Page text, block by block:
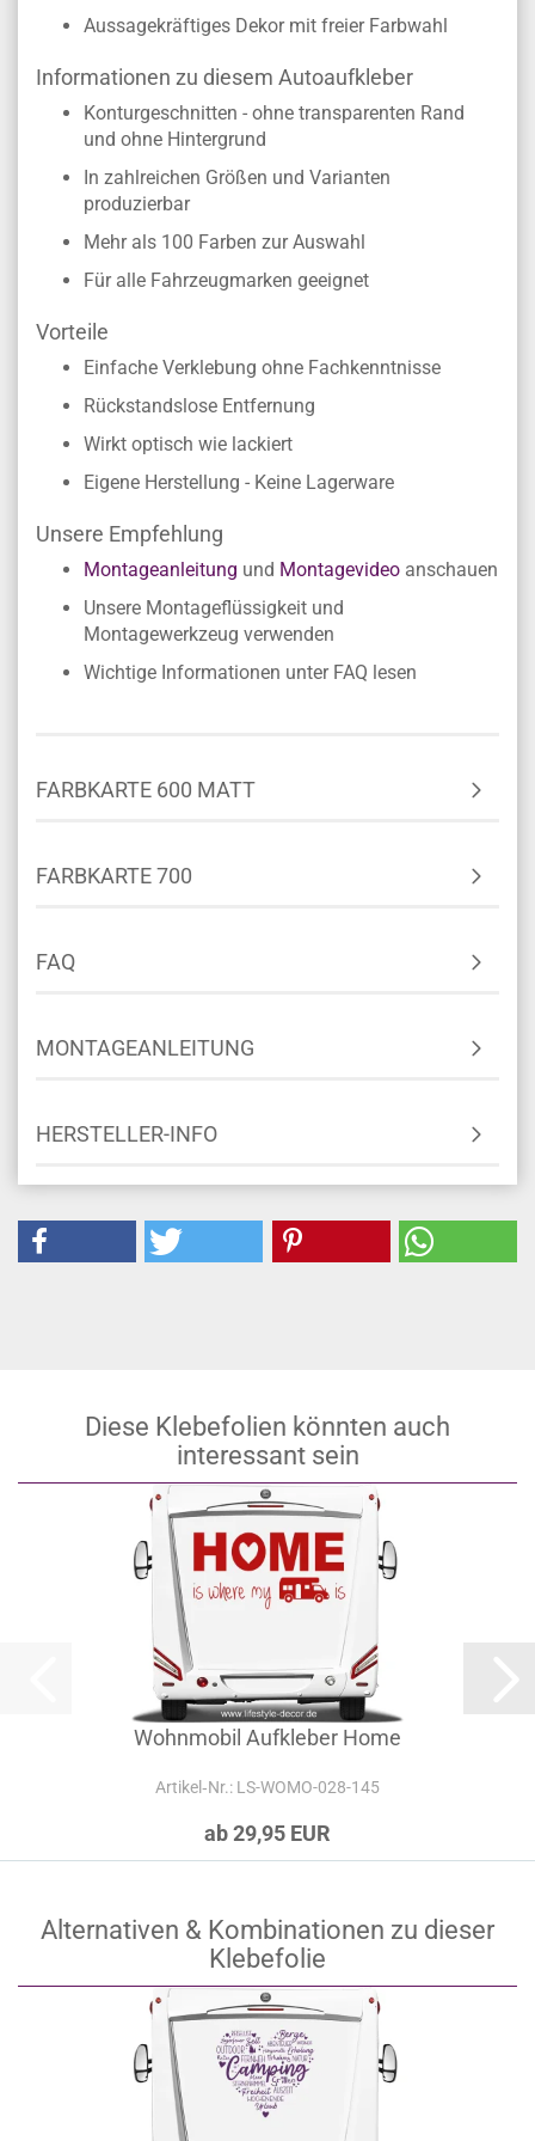
Aussagekräftiges Dekor mit freier Farbwahl
Informationen zu diesem Autoaufkleber
Konturgeschnitten - ohne transparenten Rand
und ohne Hintergrund
In zahlreichen Größen und Varianten
produzierbar
Mehr als 100 Farben zur Auswahl
Für alle Fahrzeugmarken geeignet
Vorteile
Einfache Verklebung ohne Fachkenntnisse
Rückstandslose Entfernung
Wirkt optisch wie lackiert
Eigene Herstellung - Keine Lagerware
Unsere Empfehlung
Montageanleitung und Montagevideo anschauen
Unsere Montageflüssigkeit und
Montagewerkzeug verwenden
Wichtige Informationen unter FAQ lesen
FARBKARTE 600 MATT
FARBKARTE 700
FAQ
MONTAGEANLEITUNG
HERSTELLER-INFO
Diese Klebefolien könnten auch
interessant sein
Wohnmobil Aufkleber Home
Artikel‑Nr.: LS-WOMO-028-145
ab 29,95 EUR
Alternativen & Kombinationen zu dieser
Klebefolie